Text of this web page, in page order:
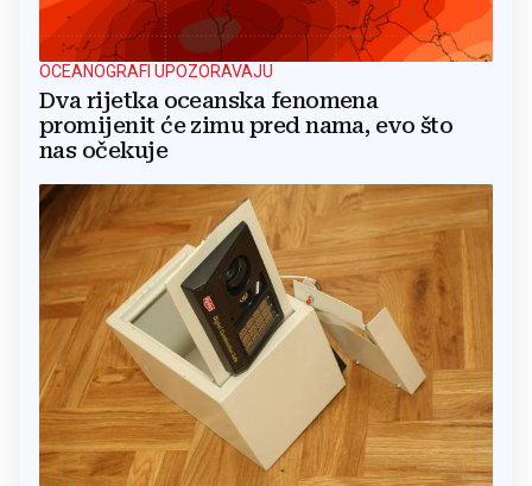
OCEANOGRAFI UPOZORAVAJU
Dva rijetka oceanska fenomena
promijenit će zimu pred nama, evo što
nas očekuje